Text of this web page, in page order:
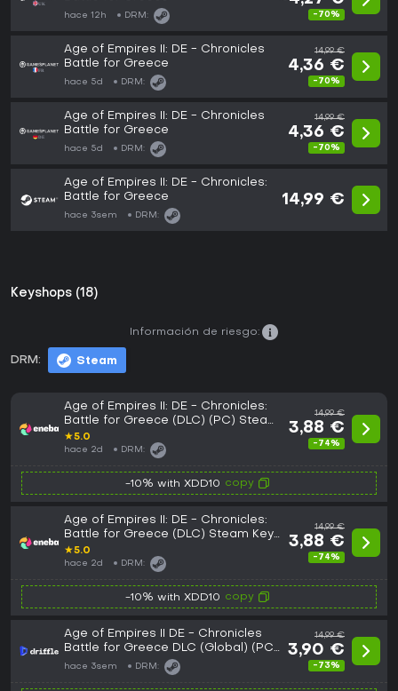
hace 12h DRM: -70%
Age of Empires II: DE - Chronicles
Battle for Greece
hace 5d DRM:
14,99 €
4,36 €
-70%
Age of Empires II: DE - Chronicles
Battle for Greece
hace 5d DRM:
14,99 €
4,36 €
-70%
Age of Empires II: DE - Chronicles:
Battle for Greece
hace 3sem DRM:
14,99 €
Keyshops (18)
DRM: Steam
Información de riesgo:
Age of Empires II: DE - Chronicles:
Battle for Greece (DLC) (PC) Steam
Key GLOBAL
★5.0
hace 2d DRM:
14,99 €
3,88 €
-74%
-10% with XDD10 copy
Age of Empires II: DE - Chronicles:
Battle for Greece (DLC) Steam Key
(PC) EUROPE
★5.0
hace 2d DRM:
14,99 €
3,88 €
-74%
-10% with XDD10 copy
Age of Empires II DE - Chronicles
Battle for Greece DLC (Global) (PC)
- Steam - Digital Key
hace 3sem DRM:
14,99 €
3,90 €
-73%